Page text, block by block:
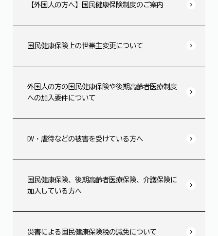
【外国人の方へ】国民健康保険制度のご案内
国民健康保険上の世帯主変更について
外国人の方の国民健康保険や後期高齢者医療制度
への加入要件について
DV・虐待などの被害を受けている方へ
国民健康保険、後期高齢者医療保険、介護保険に
加入している方へ
災害による国民健康保険税の減免について